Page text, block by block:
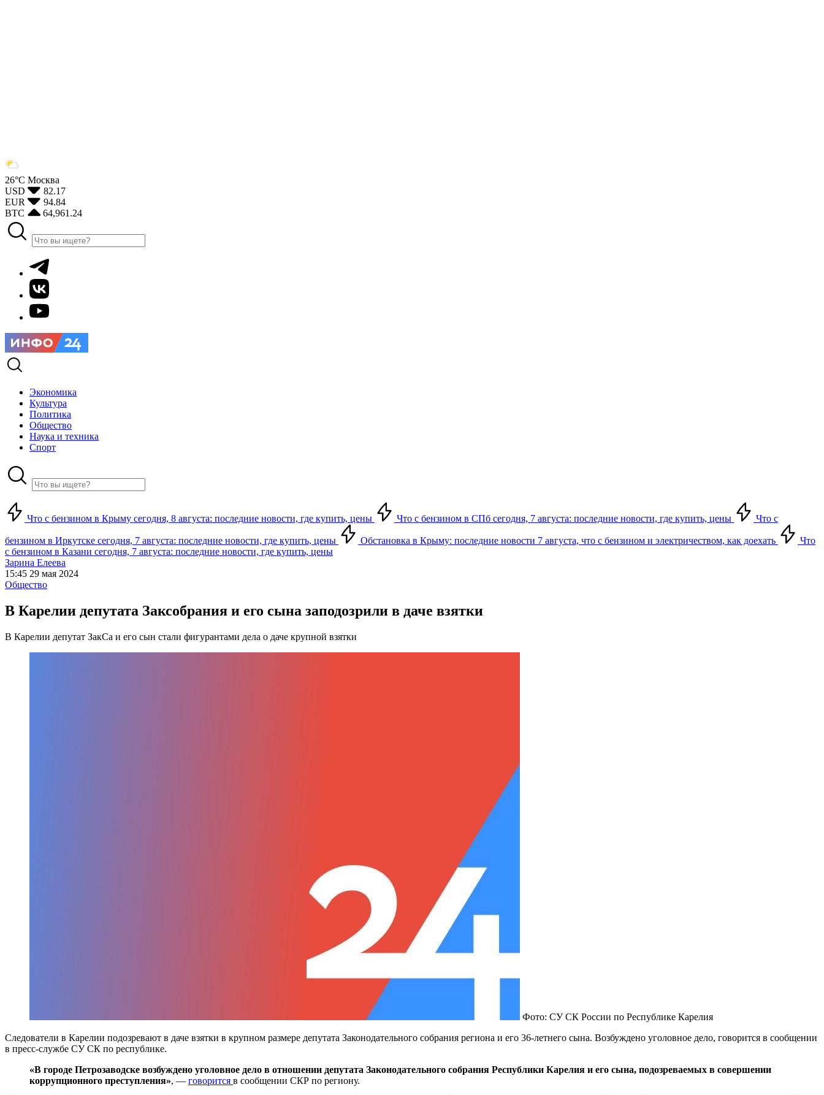
26°С Москва
USD
82.17
EUR
94.84
BTC
64,961.24
Экономика
Культура
Политика
Общество
Наука и техника
Спорт
Что с бензином в Крыму сегодня, 8 августа: последние новости, где купить, цены Что с бензином в СПб сегодня, 7 августа: последние новости, где купить, цены Что с
бензином в Иркутске сегодня, 7 августа: последние новости, где купить, цены Обстановка в Крыму: последние новости 7 августа, что с бензином и электричеством, как доехать
Что
с бензином в Казани сегодня, 7 августа: последние новости, где купить, цены
Зарина Елеева
15:45 29 мая 2024
Общество
В Карелии депутата Заксобрания и его сына заподозрили в даче взятки
В Карелии депутат ЗакСа и его сын стали фигурантами дела о даче крупной взятки
Фото: СУ СК России по Республике Карелия
Следователи в Карелии подозревают в даче взятки в крупном размере депутата Законодательного собрания региона и его 36-летнего сына. Возбуждено уголовное дело, говорится в сообщении
в пресс-службе СУ СК по республике.
«В городе Петрозаводске возбуждено уголовное дело в отношении депутата Законодательного собрания Республики Карелия и его сына, подозреваемых в совершении
коррупционного преступления», — говорится в сообщении СКР по региону.